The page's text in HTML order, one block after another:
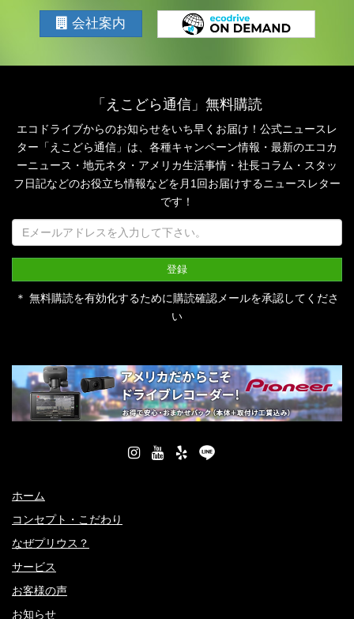
会社案内
「えこどら通信」無料購読
エコドライブからのお知らせをいち早くお届け！公式ニュースレ
ター「えこどら通信」は、 各種キャンペーン情報・最新のエコカ
ーニュース・地元ネタ・アメリカ生活事情・社長コラム・ スタッ
フ日記などのお役立ち情報などを月1回お届けするニュースレター
です！
＊ 無料購読を有効化するために購読確認メールを承認してくださ
い
ホーム
コンセプト・こだわり
なぜプリウス？
サービス
お客様の声
お知らせ